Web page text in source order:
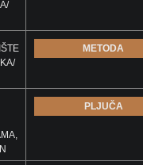
METODA
PLJUČA